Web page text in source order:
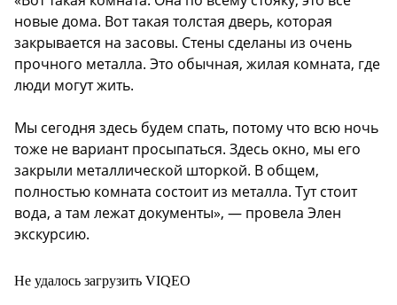
новые дома. Вот такая толстая дверь, которая
закрывается на засовы. Стены сделаны из очень
прочного металла. Это обычная, жилая комната, где
люди могут жить.
Мы сегодня здесь будем спать, потому что всю ночь
тоже не вариант просыпаться. Здесь окно, мы его
закрыли металлической шторкой. В общем,
полностью комната состоит из металла. Тут стоит
вода, а там лежат документы», — провела Элен
экскурсию.
Не удалось загрузить VIQEO